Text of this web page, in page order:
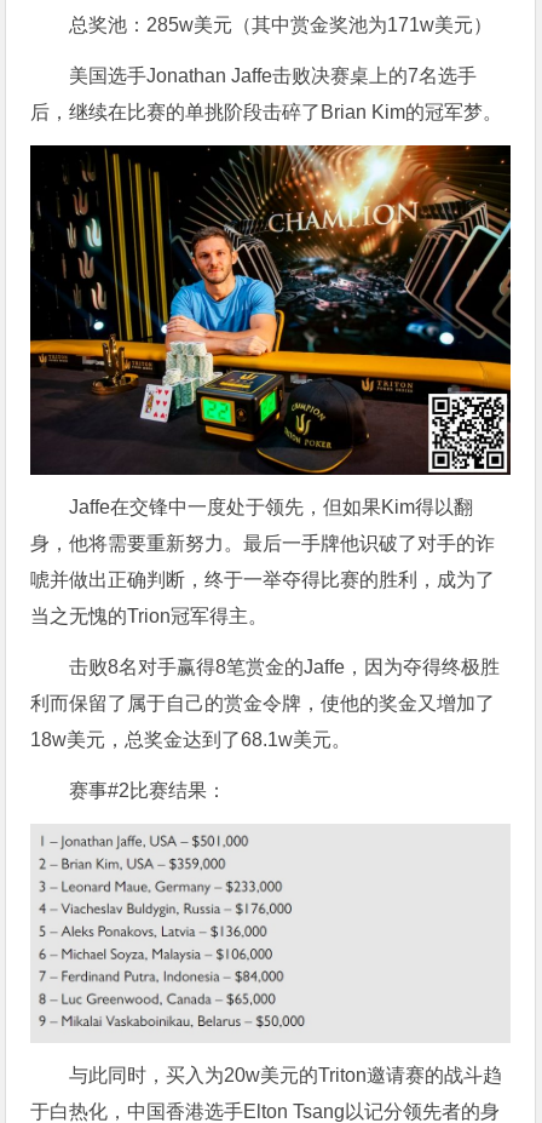
总奖池：285w美元（其中赏金奖池为171w美元）
美国选手Jonathan Jaffe击败决赛桌上的7名选手
后，继续在比赛的单挑阶段击碎了Brian Kim的冠军梦。
Jaffe在交锋中一度处于领先，但如果Kim得以翻
身，他将需要重新努力。最后一手牌他识破了对手的诈
唬并做出正确判断，终于一举夺得比赛的胜利，成为了
当之无愧的Trion冠军得主。
击败8名对手赢得8笔赏金的Jaffe，因为夺得终极胜
利而保留了属于自己的赏金令牌，使他的奖金又增加了
18w美元，总奖金达到了68.1w美元。
赛事#2比赛结果：
与此同时，买入为20w美元的Triton邀请赛的战斗趋
于白热化，中国香港选手Elton Tsang以记分领先者的身